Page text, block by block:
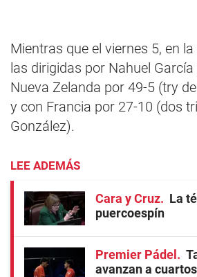
Mientras que el viernes 5, en
las dirigidas por Nahuel
Nueva Zelanda por 49-5 (try
y con Francia por 27-10 (dos
González).
LEE ADEMÁS
Cara y Cruz
La
puercoespín
Premier Pádel
avanzan a